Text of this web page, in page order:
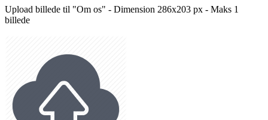
Upload billede til "Om os" - Dimension 286x203 px - Maks 1
billede